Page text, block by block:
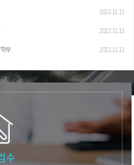
2023.11.13
2023.11.13
부 2023.11.13
수